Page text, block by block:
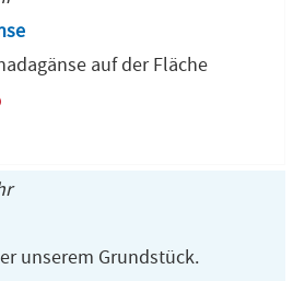
auf der Fläche
unserem Grundstück.